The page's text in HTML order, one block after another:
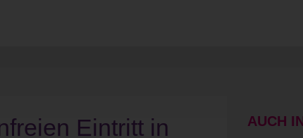
Eintritt in
AUCH